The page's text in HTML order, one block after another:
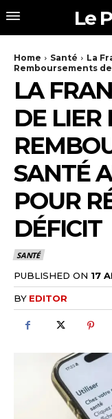
Le
Home Santé
La
Remboursements
LA
DE LIER
SANTÉ
POUR
DÉFICIT
SANTÉ
PUBLISHED ON 17
BY EDITOR